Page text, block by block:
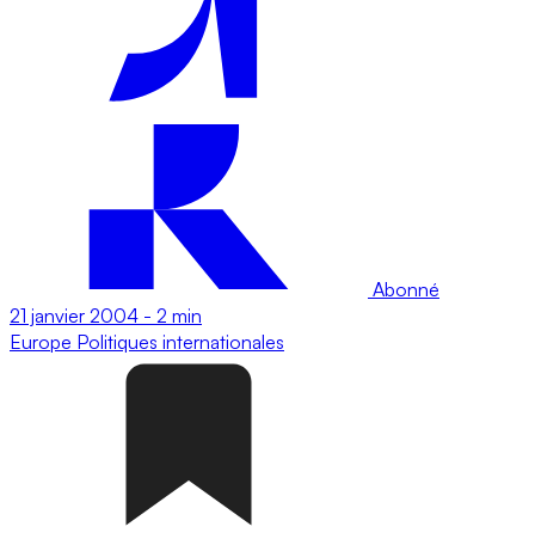
Abonné
21 janvier 2004 - 2 min
Europe Politiques internationales